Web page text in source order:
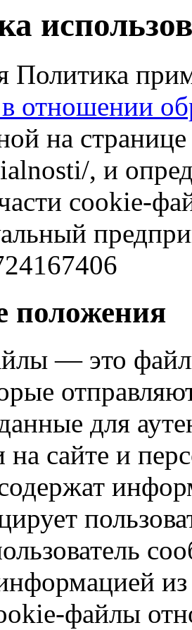
Политика
отношении
на
, и
cookie-
положения
— это
для
на сайте и
файлы